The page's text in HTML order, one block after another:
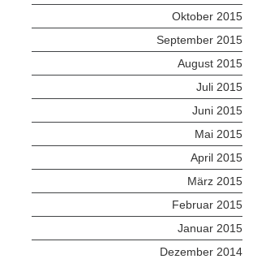
Oktober 2015
September 2015
August 2015
Juli 2015
Juni 2015
Mai 2015
April 2015
März 2015
Februar 2015
Januar 2015
Dezember 2014